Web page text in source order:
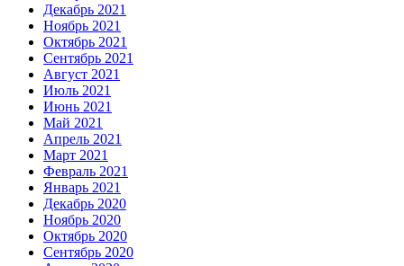
Декабрь 2021
Ноябрь 2021
Октябрь 2021
Сентябрь 2021
Август 2021
Июль 2021
Июнь 2021
Май 2021
Апрель 2021
Март 2021
Февраль 2021
Январь 2021
Декабрь 2020
Ноябрь 2020
Октябрь 2020
Сентябрь 2020